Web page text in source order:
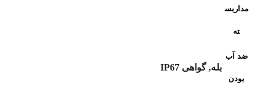
مداربس
ته
ضد آب
بودن
بله, گواهی IP67